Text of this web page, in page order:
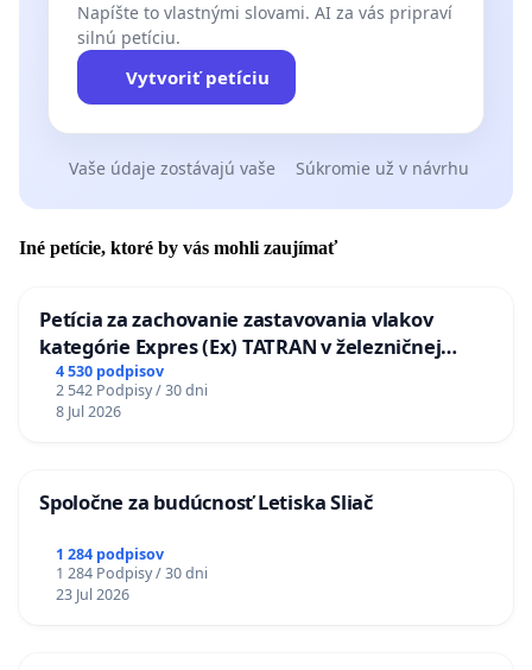
Napíšte to vlastnými slovami. AI za vás pripraví
silnú petíciu.
Vytvoriť petíciu
Vaše údaje zostávajú vaše Súkromie už v návrhu
Iné petície, ktoré by vás mohli zaujímať
Petícia za zachovanie zastavovania vlakov
kategórie Expres (Ex) TATRAN v železničnej
stanici Púchov
4 530 podpisov
2 542 Podpisy / 30 dni
8 Jul 2026
Spoločne za budúcnosť Letiska Sliač
1 284 podpisov
1 284 Podpisy / 30 dni
23 Jul 2026